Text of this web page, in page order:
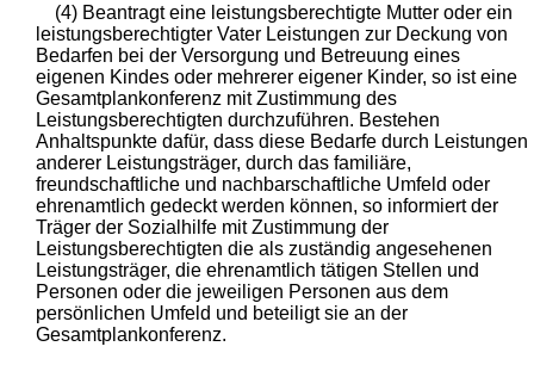
(4) Beantragt eine leistungsberechtigte Mutter oder ein
leistungsberechtigter Vater Leistungen zur Deckung von
Bedarfen bei der Versorgung und Betreuung eines
eigenen Kindes oder mehrerer eigener Kinder, so ist eine
Gesamtplankonferenz mit Zustimmung des
Leistungsberechtigten durchzuführen. Bestehen
Anhaltspunkte dafür, dass diese Bedarfe durch Leistungen
anderer Leistungsträger, durch das familiäre,
freundschaftliche und nachbarschaftliche Umfeld oder
ehrenamtlich gedeckt werden können, so informiert der
Träger der Sozialhilfe mit Zustimmung der
Leistungsberechtigten die als zuständig angesehenen
Leistungsträger, die ehrenamtlich tätigen Stellen und
Personen oder die jeweiligen Personen aus dem
persönlichen Umfeld und beteiligt sie an der
Gesamtplankonferenz.